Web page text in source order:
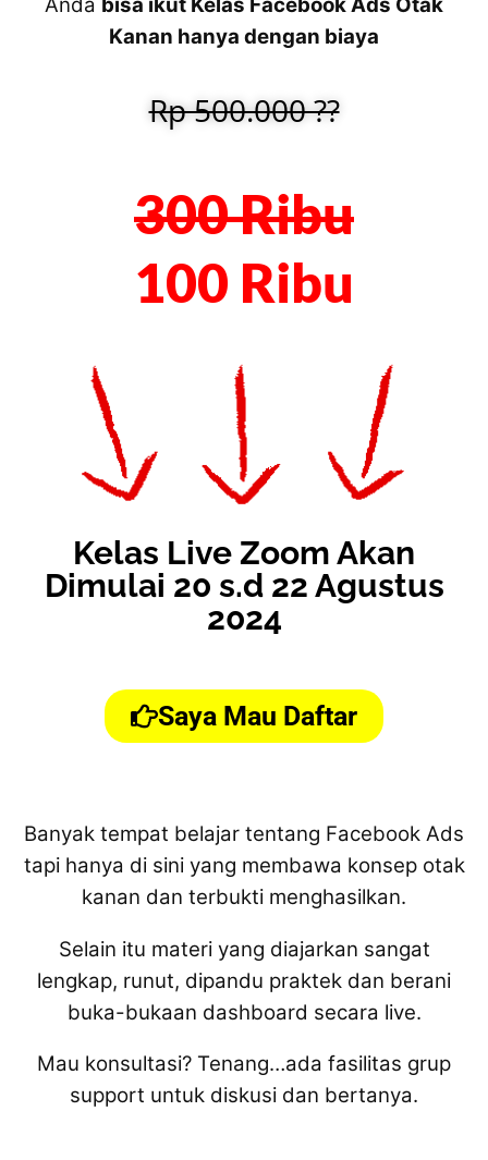
Kanan hanya dengan biaya
Rp 500.000 ??
300 Ribu
100 Ribu
Kelas Live Zoom Akan
Dimulai 20 s.d 22 Agustus
2024
Saya Mau Daftar
Banyak tempat belajar tentang Facebook Ads
tapi hanya di sini yang membawa konsep otak
kanan dan terbukti menghasilkan.
Selain itu materi yang diajarkan sangat
lengkap, runut, dipandu praktek dan berani
buka-bukaan dashboard secara live.
Mau konsultasi? Tenang…ada fasilitas grup
support untuk diskusi dan bertanya.